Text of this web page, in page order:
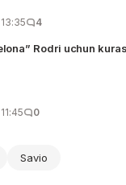
4
Rodri uchun
0
Savio